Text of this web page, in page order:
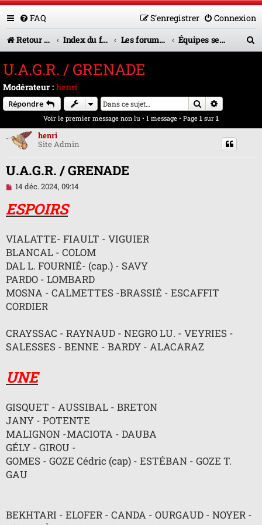
FAQ Connexion
S’enregistrer
Retour vers le site U.A.G.R.
Index du forum Les forums en service Équipes seniors
r
U.A.G.R. / GRENADE
Modérateur : henri
Répondre Rechercher
Voir le premier message non lu • 1 message • Page 1 sur 1
henri
Site Admin
U.A.G.R. / GRENADE
M
s
s
e
n
o
n
l
u
14 déc. 2024, 09:14
ESPOIRS
VIALATTE- FIAULT - VIGUIER
BLANCAL - COLOM
DAL L. FOURNIÉ- (cap.) - SAVY
PARDO - LOMBARD
MOSNA - CALMETTES -BRASSIÉ - ESCAFFIT
CORDIER
CRAYSSAC - RAYNAUD - NEGRO LU. - VEYRIES -
SALESSES - BENNE - BARDY - ALACARAZ
UNE
GISQUET - AUSSIBAL - BRETON
JANY - POTENTE
MALIGNON -MACIOTA - DAUBA
GÉLY - GIROU -
GOMES - GOZE Cédric (cap) - ESTÉBAN - GOZE T.
GAU
BEKHTARI - ELOFER - CANDA - OURGAUD - NOYER -